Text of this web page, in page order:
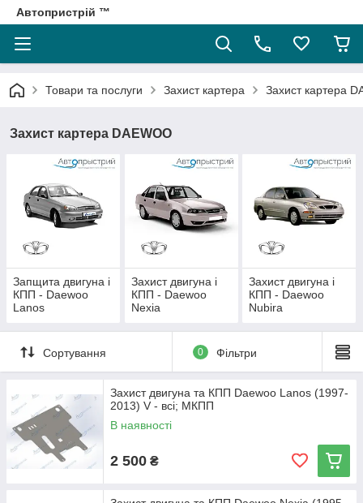
Автопристрій ™
Товари та послуги Захист картера Захист картера
Захист картера DAEWOO
Запщита двигуна і
КПП - Daewoo
Lanos
Захист двигуна і
КПП - Daewoo
Nexia
Захист двигуна і
КПП - Daewoo
Nubira
Сортування 0 Фільтри
Захист двигуна та КПП Daewoo Lanos (1997-
2013) V - всі; МКПП
В наявності
2 500 ₴